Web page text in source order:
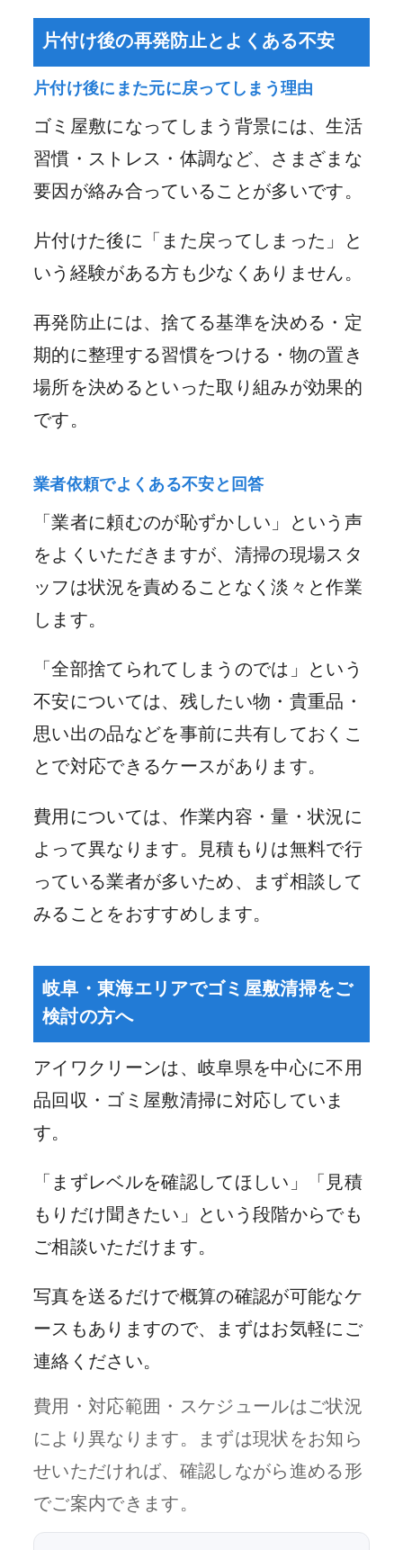
片付け後の再発防止とよくある不安
片付け後にまた元に戻ってしまう理由
ゴミ屋敷になってしまう背景には、生活
習慣・ストレス・体調など、さまざまな
要因が絡み合っていることが多いです。
片付けた後に「また戻ってしまった」と
いう経験がある方も少なくありません。
再発防止には、捨てる基準を決める・定
期的に整理する習慣をつける・物の置き
場所を決めるといった取り組みが効果的
です。
業者依頼でよくある不安と回答
「業者に頼むのが恥ずかしい」という声
をよくいただきますが、清掃の現場スタ
ッフは状況を責めることなく淡々と作業
します。
「全部捨てられてしまうのでは」という
不安については、残したい物・貴重品・
思い出の品などを事前に共有しておくこ
とで対応できるケースがあります。
費用については、作業内容・量・状況に
よって異なります。見積もりは無料で行
っている業者が多いため、まず相談して
みることをおすすめします。
岐阜・東海エリアでゴミ屋敷清掃をご
検討の方へ
アイワクリーンは、岐阜県を中心に不用
品回収・ゴミ屋敷清掃に対応していま
す。
「まずレベルを確認してほしい」「見積
もりだけ聞きたい」という段階からでも
ご相談いただけます。
写真を送るだけで概算の確認が可能なケ
ースもありますので、まずはお気軽にご
連絡ください。
費用・対応範囲・スケジュールはご状況
により異なります。まずは現状をお知ら
せいただければ、確認しながら進める形
でご案内できます。